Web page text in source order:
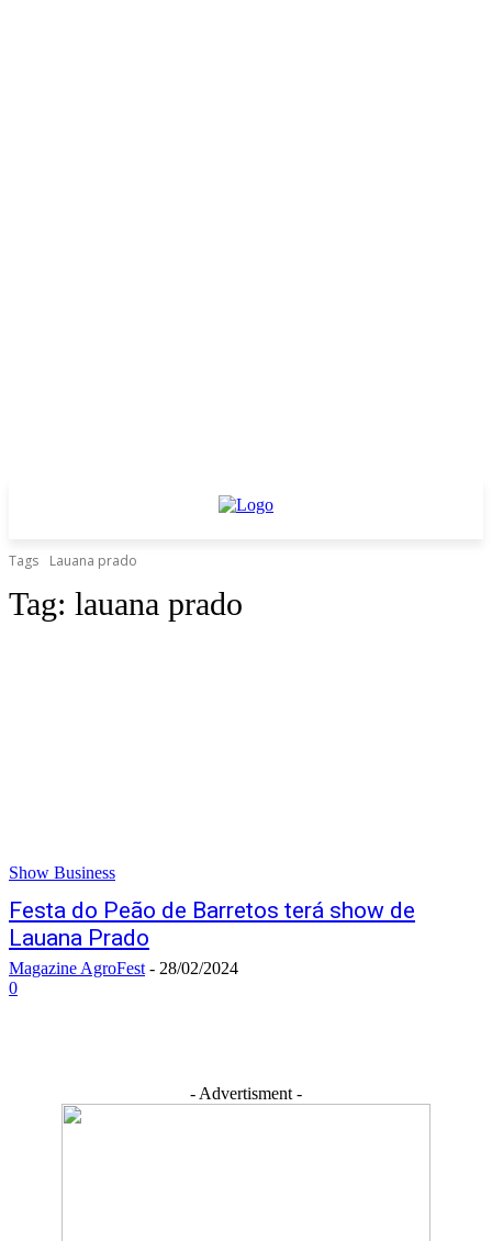
Tags Lauana prado
Tag: lauana prado
Show Business
Festa do Peão de Barretos terá show de
Lauana Prado
Magazine AgroFest - 28/02/2024
0
- Advertisment -